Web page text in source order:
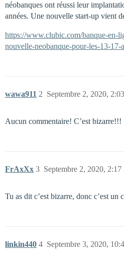
néobanques ont réussi leur
années. Une nouvelle start-up vient
https://www.clubic.com/banque-en-
nouvelle-neobanque-pour-les-13-17-
wawa911 Septembre 2, 2020, 2:03
2
Aucun commentaire! C’est bizarre!!!
FrAxXx Septembre 2, 2020, 2:17
3
Tu as dit c’est bizarre, donc c’est un
linkin440 Septembre 3, 2020,
4